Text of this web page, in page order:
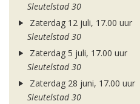
Sleutelstad 30
Zaterdag 12 juli, 17.00 uur
Sleutelstad 30
Zaterdag 5 juli, 17.00 uur
Sleutelstad 30
Zaterdag 28 juni, 17.00 uur
Sleutelstad 30